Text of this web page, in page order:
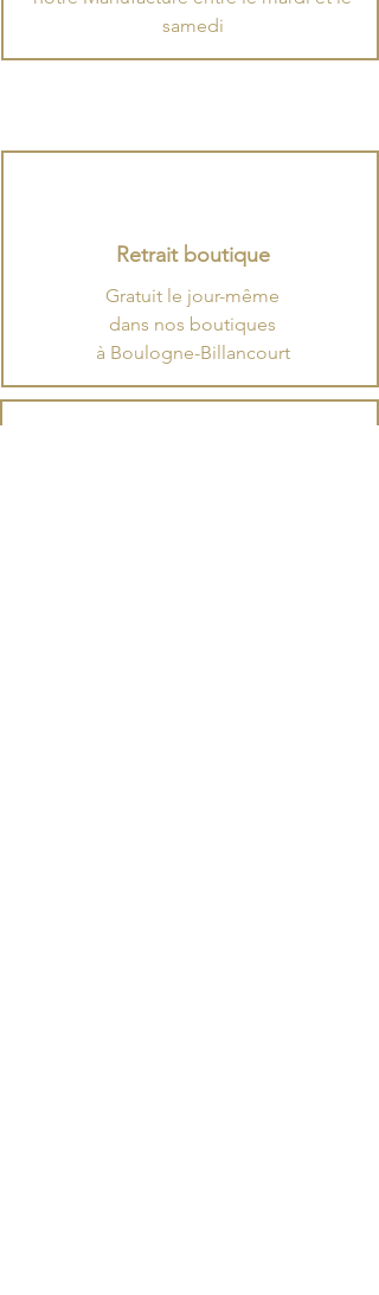
samedi
Retrait boutique
Gratuit le jour-même
dans nos boutiques
à Boulogne-Billancourt